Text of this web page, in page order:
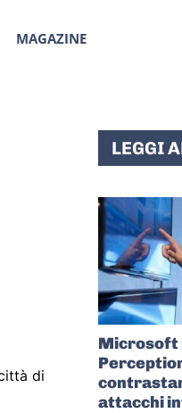
MAGAZINE
di
LEGGI
Microsoft
attacchi